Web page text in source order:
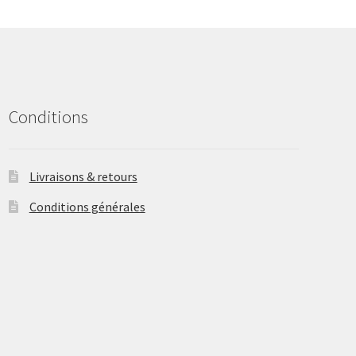
page
Conditions
Livraisons & retours
Conditions générales